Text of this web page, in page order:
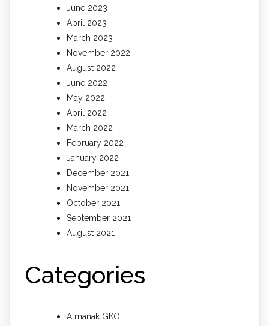
June 2023
April 2023
March 2023
November 2022
August 2022
June 2022
May 2022
April 2022
March 2022
February 2022
January 2022
December 2021
November 2021
October 2021
September 2021
August 2021
Categories
Almanak GKO